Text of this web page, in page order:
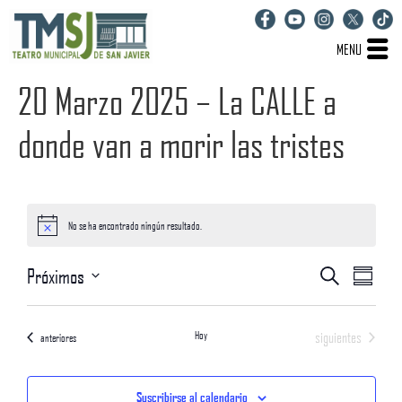
MENU
20 Marzo 2025 – La CALLE a
donde van a morir las tristes
Aviso No se ha encontrado ningún resultado.
de
búsqueda
y
Buscar
de
Resumen
Próximos
fecha.
Eventos
anteriores Hoy Eventos
siguientes
Suscribirse al calendario